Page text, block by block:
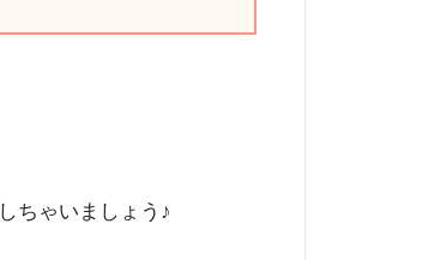
しちゃいましょう♪